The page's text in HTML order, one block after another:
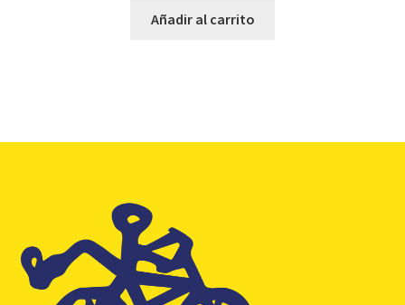
originalactual
Añadir al carrito